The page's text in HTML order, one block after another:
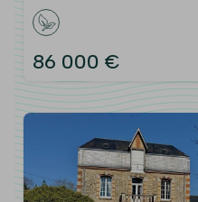
86 000 €